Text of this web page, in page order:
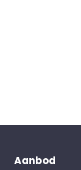
Aanbod